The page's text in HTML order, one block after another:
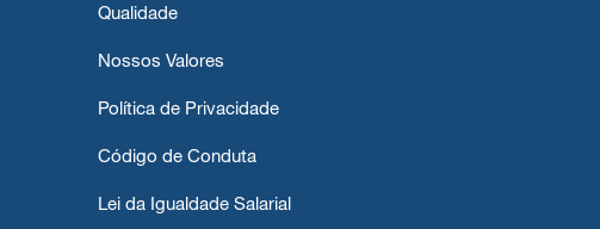
Qualidade
Nossos Valores
Política de Privacidade
Código de Conduta
Lei da Igualdade Salarial